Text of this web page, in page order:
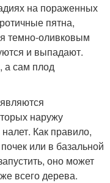
на пораженных
пятна,
темно-оливковым
и выпадают.
а сам плод
наружу
Как правило,
или в базальной
оно может
всего дерева.